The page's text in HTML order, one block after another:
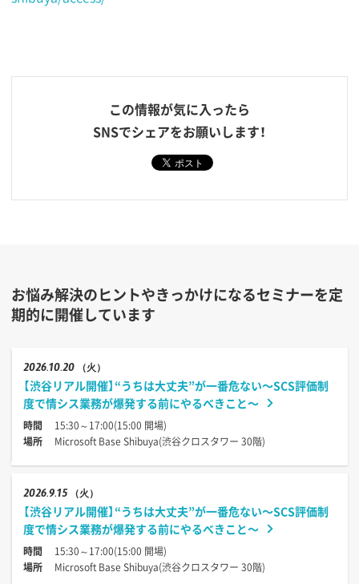
この情報が気に入ったら
SNSでシェアをお願いします！
お悩み解決のヒントやきっかけになるセミナーを定
期的に開催しています
202610.20 （火）
【渋谷リアル開催】“うちは大丈夫”が一番危ない〜SCS評価制
度で情シス業務が爆発する前にやるべきこと〜
時間
15:30～17:00(15:00 開場)
場所
Microsoft Base Shibuya(渋谷クロスタワー 30階)
20269.15 （火）
【渋谷リアル開催】“うちは大丈夫”が一番危ない〜SCS評価制
度で情シス業務が爆発する前にやるべきこと〜
時間
15:30～17:00(15:00 開場)
場所
Microsoft Base Shibuya(渋谷クロスタワー 30階)